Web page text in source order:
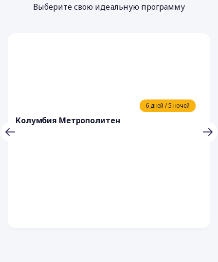
Выберите свою идеальную программу
6 дней / 5 ночей
Колумбия Метрополитен